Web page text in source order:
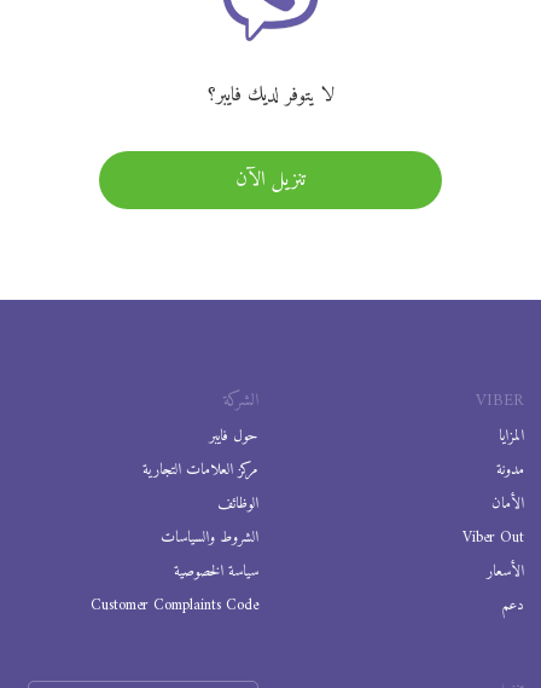
لا يتوفر لديك فايبر؟
تنزيل الآن
VIBER
المزايا
مدونة
الأمان
Viber Out
الأسعار
دعم
الشركة
حول فايبر
مركز العلامات التجارية
الوظائف
الشروط والسياسات
سياسة الخصوصية
Customer Complaints Code